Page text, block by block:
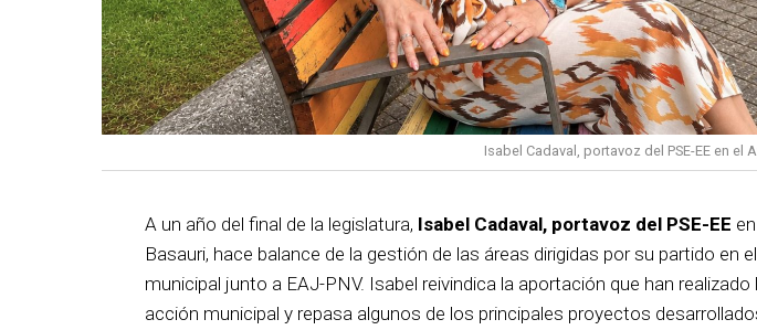
Isabel Cadaval, portavoz del PSE-EE en el
A un año del final de la legislatura, Isabel Cadaval, portavoz del PSE-EE
Basauri, hace balance de la gestión de las áreas dirigidas por su partido en
municipal junto a EAJ-PNV. Isabel reivindica la aportación que han
acción municipal y repasa algunos de los principales proyectos